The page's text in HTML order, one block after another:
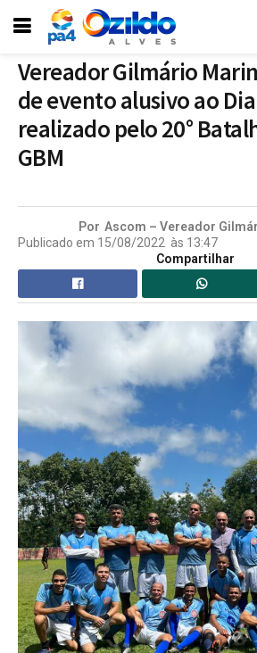
Vereador Gilmário
de evento alusivo ao
realizado pelo 20°
GBM
Por Ascom – Vereador
Publicado em 15/08/2022 às 13:47
Compartilhar